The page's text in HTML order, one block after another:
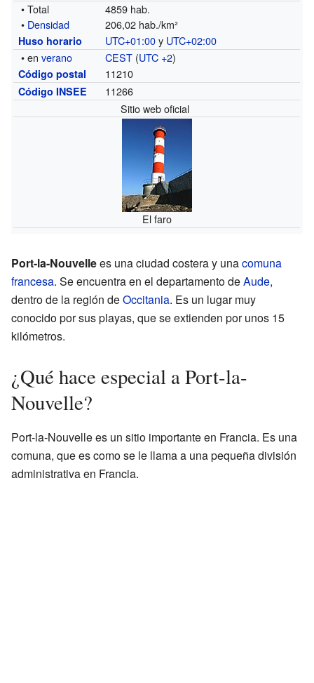
• Total
4859 hab.
• Densidad 206,02 hab./km²
Huso horario UTC+01:00y UTC+02:00
• enverano CEST (UTC +2)
Código postal 11210
Código INSEE
11266
Sitio web oficial
El faro
Port-la-Nouvellees una ciudad costera y unacomuna
francesa. Se encuentra en el departamento deAude,
dentro de la región deOccitania. Es un lugar muy
conocido por sus playas, que se extienden por unos 15
kilómetros.
¿Qué hace especial a Port-la-
Nouvelle?
Port-la-Nouvelle es un sitio importante en Francia. Es una
comuna, que es como se le llama a una pequeña división
administrativa en Francia.